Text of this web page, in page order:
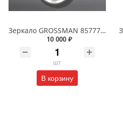
Зеркало GROSSMAN 857770 GALAXY 570*770 с сенсорным выключателем
10 000 ₽
шт
В корзину